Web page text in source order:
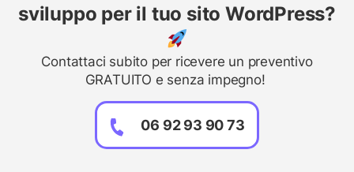
sviluppo per il tuo sito WordPress?
Contattaci subito per ricevere un preventivo
GRATUITO e senza impegno!
06 92 93 90 73